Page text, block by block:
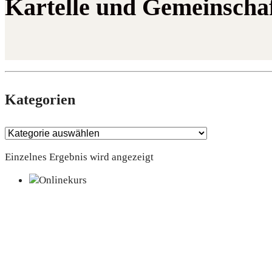
Kartelle und
Kate­go­rien
Einzelnes Ergebnis wird angezeigt